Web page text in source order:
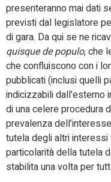
presenteranno mai dati
previsti dal legislatore
di gara. Da qui se ne
quisque de populo, che
che confluiscono con i
pubblicati (inclusi quelli
indicizzabili dall’esterno
di una celere procedura
prevalenza
tutela degli altri interessi
particolarità della tutela
stabilita una volta per